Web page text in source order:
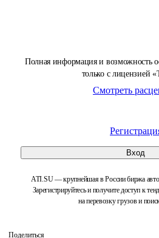
Полная информация и возможность
только с лицензией
Смотреть
Вход
ATI.SU — крупнейшая в России биржа
Зарегистрируйтесь и получите доступ к
на перевозку грузов и
Поделиться